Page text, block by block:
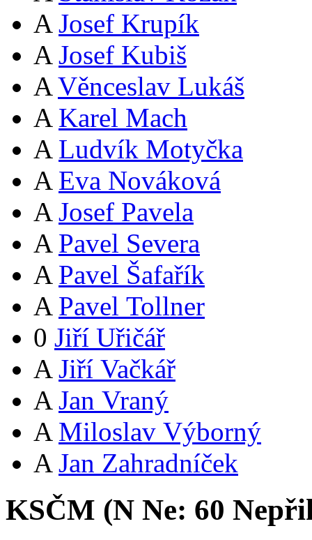
A Josef Krupík
A Josef Kubiš
A Věnceslav Lukáš
A Karel Mach
A Ludvík Motyčka
A Eva Nováková
A Josef Pavela
A Pavel Severa
A Pavel Šafařík
A Pavel Tollner
0 Jiří Uřičář
A Jiří Vačkář
A Jan Vraný
A Miloslav Výborný
A Jan Zahradníček
KSČM (N Ne: 60